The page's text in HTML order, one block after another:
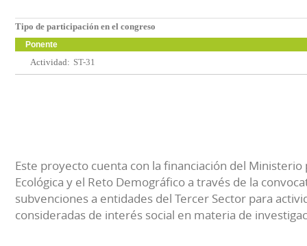
Tipo de participación en el congreso
Ponente
Actividad: ST-31
Este proyecto cuenta con la financiación del Ministerio
Ecológica y el Reto Demográfico a través de la
subvenciones a entidades del Tercer Sector para
consideradas de interés social en materia de